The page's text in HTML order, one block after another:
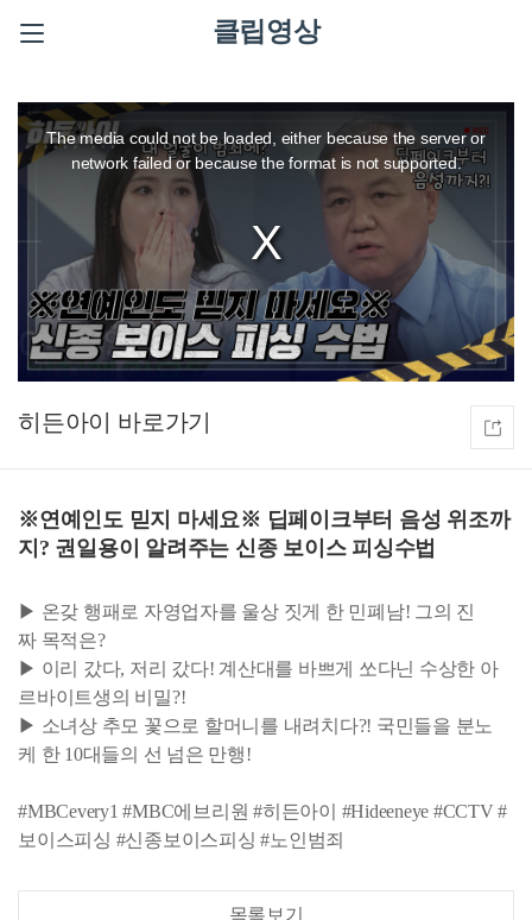
클립영상
is
a
modal
window.
The media could not be loaded, either because the server or
network failed or because the format is not supported.
히든아이
※연예인도 믿지 마세요※ 딥페이크부터 음성 위조까
지? 권일용이 알려주는 신종 보이스 피싱수법
▶ 온갖 행패로 자영업자를 울상 짓게 한 민폐남! 그의 진
짜 목적은?
▶ 이리 갔다, 저리 갔다! 계산대를 바쁘게 쏘다닌 수상한 아
르바이트생의 비밀?!
▶ 소녀상 추모 꽃으로 할머니를 내려치다?! 국민들을 분노
케 한 10대들의 선 넘은 만행!
#MBCevery1 #MBC에브리원 #히든아이 #Hideeneye #CCTV #
보이스피싱 #신종보이스피싱 #노인범죄
목록보기